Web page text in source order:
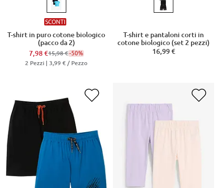
SCONTI
T-shirt in puro cotone biologico
(pacco da 2)
7,98 €15,98 €-50%
2 Pezzi | 3,99 € / Pezzo
T-shirt e pantaloni corti in
cotone biologico (set 2 pezzi)
16,99 €